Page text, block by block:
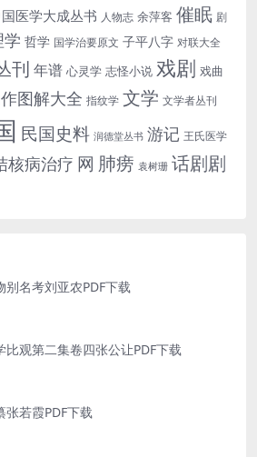
医学大成丛书 人物志 余萍客 催眠 剧
学 哲学 国学治要原文 子平八字 对联大全
刊 年谱 心灵学 志怪小说 戏剧 戏曲
图解大全 指纹学 文学 文学者丛刊
民国史料 润德堂丛书 游记 王氏医学
核病治疗 网 肺痨 袁树珊 话剧剧
别名考刘亚农PDF下载
比观第二集卷四张公让PDF下载
张若霞PDF下载